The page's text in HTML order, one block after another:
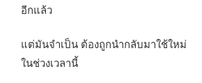
อีกแล้ว
แต่มันจำเป็น ต้องถูกนำกลับมาใช้ใหม่
ในช่วงเวลานี้